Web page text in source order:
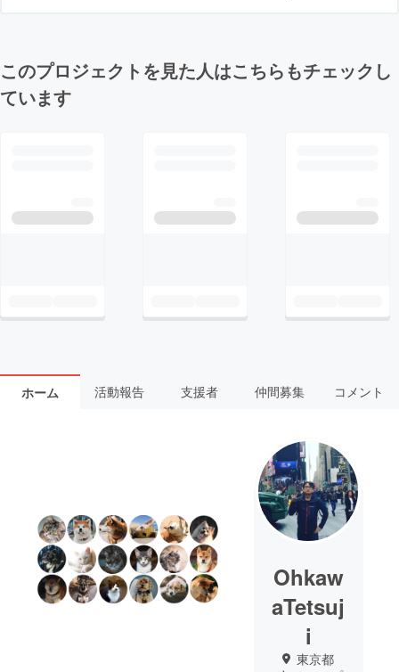
このプロジェクトを見た人はこちらもチェックし
ています
ホーム 活動報告 支援者 仲間募集 コメント
Ohkaw
aTetsuj
i
東京都